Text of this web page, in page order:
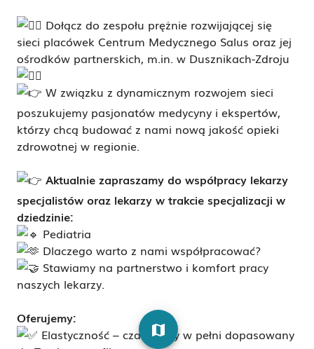
Dołącz do zespołu prężnie rozwijającej się
sieci placówek Centrum Medycznego Salus oraz jej
ośrodków partnerskich, m.in. w Dusznikach-Zdroju
W związku z dynamicznym rozwojem sieci
poszukujemy pasjonatów medycyny i ekspertów,
którzy chcą budować z nami nową jakość opieki
zdrowotnej w regionie.
Aktualnie zapraszamy do współpracy lekarzy
specjalistów oraz lekarzy w trakcie specjalizacji w
dziedzinie:
Pediatria
Dlaczego warto z nami współpracować?
Stawiamy na partnerstwo i komfort pracy
naszych lekarzy.
Oferujemy:
Elastyczność – czas pracy w pełni dopasowany
map